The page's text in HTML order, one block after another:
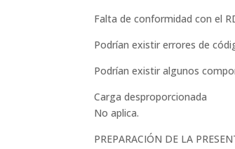
Falta de conformidad con el
Podrían existir errores de
Podrían existir algunos
Carga desproporcionada
No aplica.
PREPARACIÓN DE LA